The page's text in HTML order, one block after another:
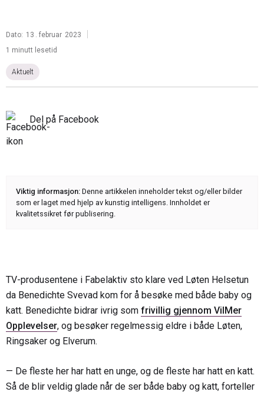
Dato: 13 februar 2023
1 minutt lesetid
Aktuelt
Del på Facebook
Viktig informasjon: Denne artikkelen inneholder tekst og/eller bilder
som er laget med hjelp av kunstig intelligens. Innholdet er
kvalitetssikret før publisering.
TV-produsentene i Fabelaktiv sto klare ved Løten Helsetun
da Benedichte Svevad kom for å besøke med både baby og
katt. Benedichte bidrar ivrig som frivillig gjennom VilMer
Opplevelser, og besøker regelmessig eldre i både Løten,
Ringsaker og Elverum.
— De fleste her har hatt en unge, og de fleste har hatt en katt.
Så de blir veldig glade når de ser både baby og katt, forteller